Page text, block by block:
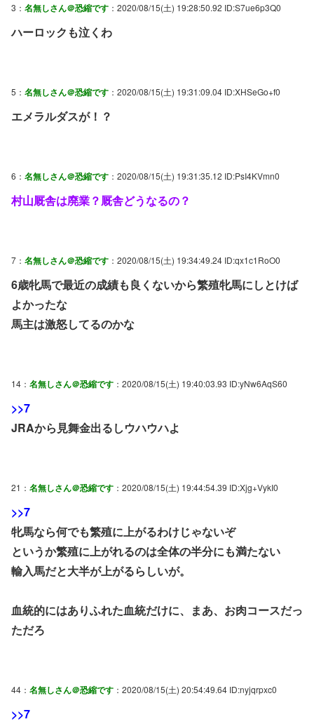
3： 名無しさん＠恐縮です ：2020/08/15(土) 19:28:50.92 ID:S7ue6p3Q0
ハーロックも泣くわ
5： 名無しさん＠恐縮です ：2020/08/15(土) 19:31:09.04 ID:XHSeGo+f0
エメラルダスが！？
6： 名無しさん＠恐縮です ：2020/08/15(土) 19:31:35.12 ID:PsI4KVmn0
村山厩舎は廃業？厩舎どうなるの？
7： 名無しさん＠恐縮です ：2020/08/15(土) 19:34:49.24 ID:qx1c1RoO0
6歳牝馬で最近の成績も良くないから繁殖牝馬にしとけば
よかったな
馬主は激怒してるのかな
14： 名無しさん＠恐縮です ：2020/08/15(土) 19:40:03.93 ID:yNw6AqS60
>>7
JRAから見舞金出るしウハウハよ
21： 名無しさん＠恐縮です ：2020/08/15(土) 19:44:54.39 ID:Xjg+VykI0
>>7
牝馬なら何でも繁殖に上がるわけじゃないぞ
というか繁殖に上がれるのは全体の半分にも満たない
輸入馬だと大半が上がるらしいが。
血統的にはありふれた血統だけに、まあ、お肉コースだっ
ただろ
44： 名無しさん＠恐縮です ：2020/08/15(土) 20:54:49.64 ID:nyjqrpxc0
>>7